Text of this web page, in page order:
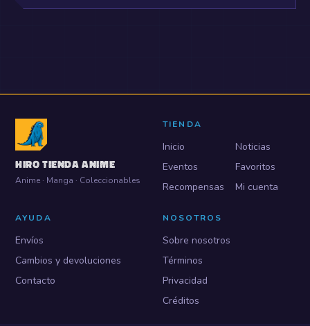
HIRO TIENDA ANIME
Anime · Manga · Coleccionables
TIENDA
Inicio
Noticias
Eventos
Favoritos
Recompensas
Mi cuenta
AYUDA
Envíos
Cambios y devoluciones
Contacto
NOSOTROS
Sobre nosotros
Términos
Privacidad
Créditos